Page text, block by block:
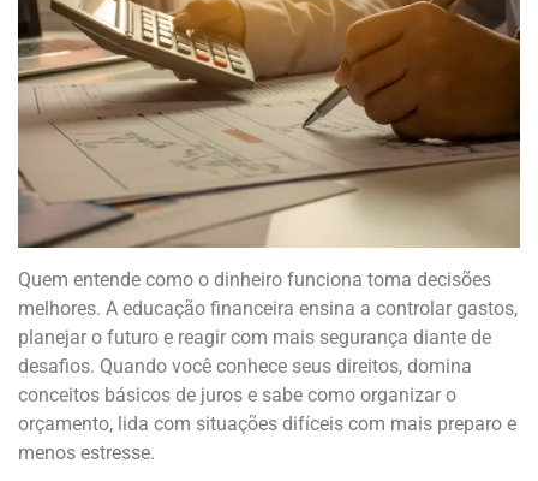
Quem entende como o dinheiro funciona toma decisões
melhores. A educação financeira ensina a controlar gastos,
planejar o futuro e reagir com mais segurança diante de
desafios. Quando você conhece seus direitos, domina
conceitos básicos de juros e sabe como organizar o
orçamento, lida com situações difíceis com mais preparo e
menos estresse.